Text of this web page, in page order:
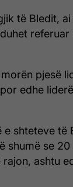
të Bledit,
referuar
pjesë
edhe
shteteve të
shumë se
ashtu